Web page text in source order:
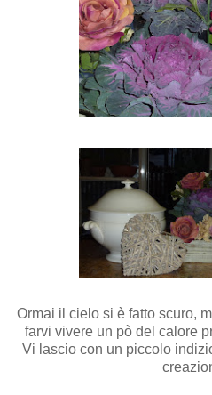
Ormai il cielo si è fatto scuro,
farvi vivere un pò del calore
Vi lascio con un piccolo